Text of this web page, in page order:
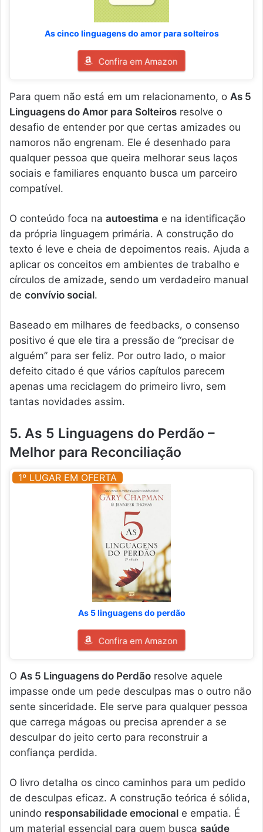
As cinco linguagens do amor para solteiros
Confira em Amazon
Para quem não está em um relacionamento, o As 5
Linguagens do Amor para Solteiros resolve o
desafio de entender por que certas amizades ou
namoros não engrenam. Ele é desenhado para
qualquer pessoa que queira melhorar seus laços
sociais e familiares enquanto busca um parceiro
compatível.
O conteúdo foca na autoestima e na identificação
da própria linguagem primária. A construção do
texto é leve e cheia de depoimentos reais. Ajuda a
aplicar os conceitos em ambientes de trabalho e
círculos de amizade, sendo um verdadeiro manual
de convívio social.
Baseado em milhares de feedbacks, o consenso
positivo é que ele tira a pressão de “precisar de
alguém” para ser feliz. Por outro lado, o maior
defeito citado é que vários capítulos parecem
apenas uma reciclagem do primeiro livro, sem
tantas novidades assim.
5. As 5 Linguagens do Perdão –
Melhor para Reconciliação
1º LUGAR EM OFERTA
As 5 linguagens do perdão
Confira em Amazon
O As 5 Linguagens do Perdão resolve aquele
impasse onde um pede desculpas mas o outro não
sente sinceridade. Ele serve para qualquer pessoa
que carrega mágoas ou precisa aprender a se
desculpar do jeito certo para reconstruir a
confiança perdida.
O livro detalha os cinco caminhos para um pedido
de desculpas eficaz. A construção teórica é sólida,
unindo responsabilidade emocional e empatia. É
um material essencial para quem busca saúde